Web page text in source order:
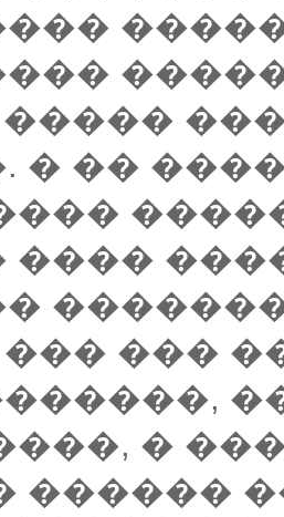
�����
� ��
����
��� ���
�
������